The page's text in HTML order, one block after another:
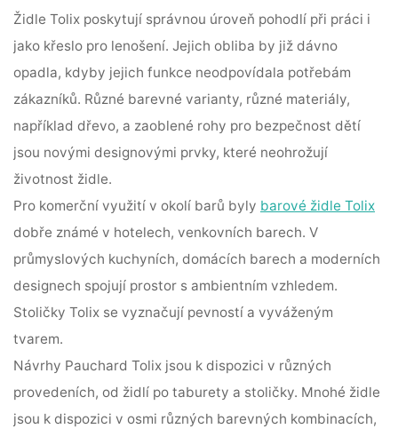
Židle Tolix poskytují správnou úroveň pohodlí při práci i
jako křeslo pro lenošení. Jejich obliba by již dávno
opadla, kdyby jejich funkce neodpovídala potřebám
zákazníků. Různé barevné varianty, různé materiály,
například dřevo, a zaoblené rohy pro bezpečnost dětí
jsou novými designovými prvky, které neohrožují
životnost židle.
Pro komerční využití v okolí barů byly barové židle Tolix
dobře známé v hotelech, venkovních barech. V
průmyslových kuchyních, domácích barech a moderních
designech spojují prostor s ambientním vzhledem.
Stoličky Tolix se vyznačují pevností a vyváženým
tvarem.
Návrhy Pauchard Tolix jsou k dispozici v různých
provedeních, od židlí po taburety a stoličky. Mnohé židle
jsou k dispozici v osmi různých barevných kombinacích,